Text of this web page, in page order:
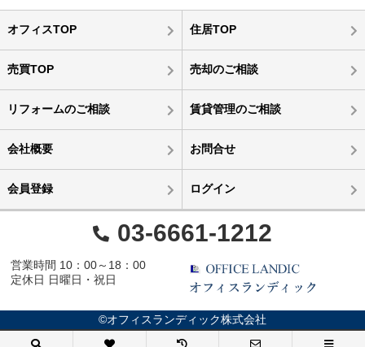
オフィスTOP 住居TOP
売買TOP 売却のご相談
リフォームのご相談 賃貸管理のご相談
会社概要 お問合せ
会員登録 ログイン
03-6661-1212
営業時間 10：00～18：00
定休日 日曜日・祝日
©オフィスランディック株式会社